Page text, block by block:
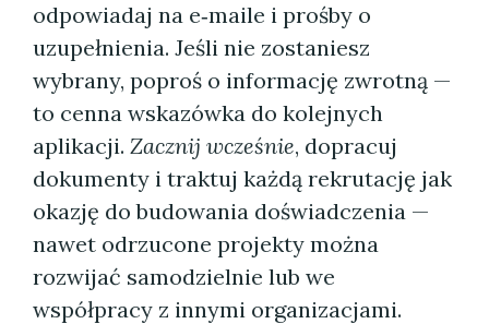
odpowiadaj na e‑maile i prośby o
uzupełnienia. Jeśli nie zostaniesz
wybrany, poproś o informację zwrotną —
to cenna wskazówka do kolejnych
aplikacji. Zacznij wcześnie, dopracuj
dokumenty i traktuj każdą rekrutację jak
okazję do budowania doświadczenia —
nawet odrzucone projekty można
rozwijać samodzielnie lub we
współpracy z innymi organizacjami.